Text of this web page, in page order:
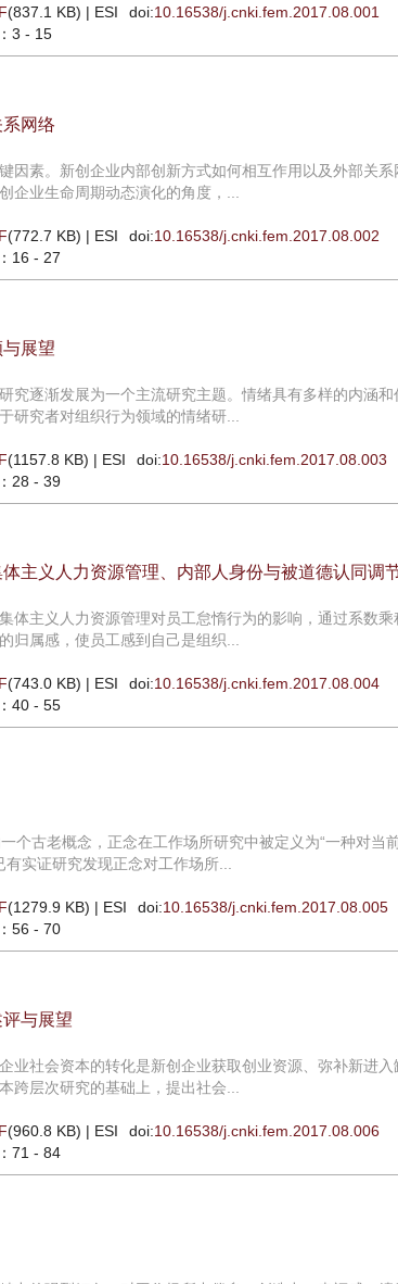
(837.1 KB) | ESI doi:10.16538/j.cnki.fem.2017.08.001
3 - 15
网络
因素。新创企业内部创新方式如何相互作用以及外部关
企业生命周期动态演化的角度，...
(772.7 KB) | ESI doi:10.16538/j.cnki.fem.2017.08.002
16 - 27
展望
究逐渐发展为一个主流研究主题。情绪具有多样的内涵
研究者对组织行为领域的情绪研...
(1157.8 KB) | ESI doi:10.16538/j.cnki.fem.2017.08.003
28 - 39
主义人力资源管理、内部人身份与被道德认同调
体主义人力资源管理对员工怠惰行为的影响，通过系数
归属感，使员工感到自己是组织...
(743.0 KB) | ESI doi:10.16538/j.cnki.fem.2017.08.004
40 - 55
个古老概念，正念在工作场所研究中被定义为“一种对当
实证研究发现正念对工作场所...
(1279.9 KB) | ESI doi:10.16538/j.cnki.fem.2017.08.005
56 - 70
与展望
业社会资本的转化是新创企业获取创业资源、弥补新进
跨层次研究的基础上，提出社会...
(960.8 KB) | ESI doi:10.16538/j.cnki.fem.2017.08.006
71 - 84